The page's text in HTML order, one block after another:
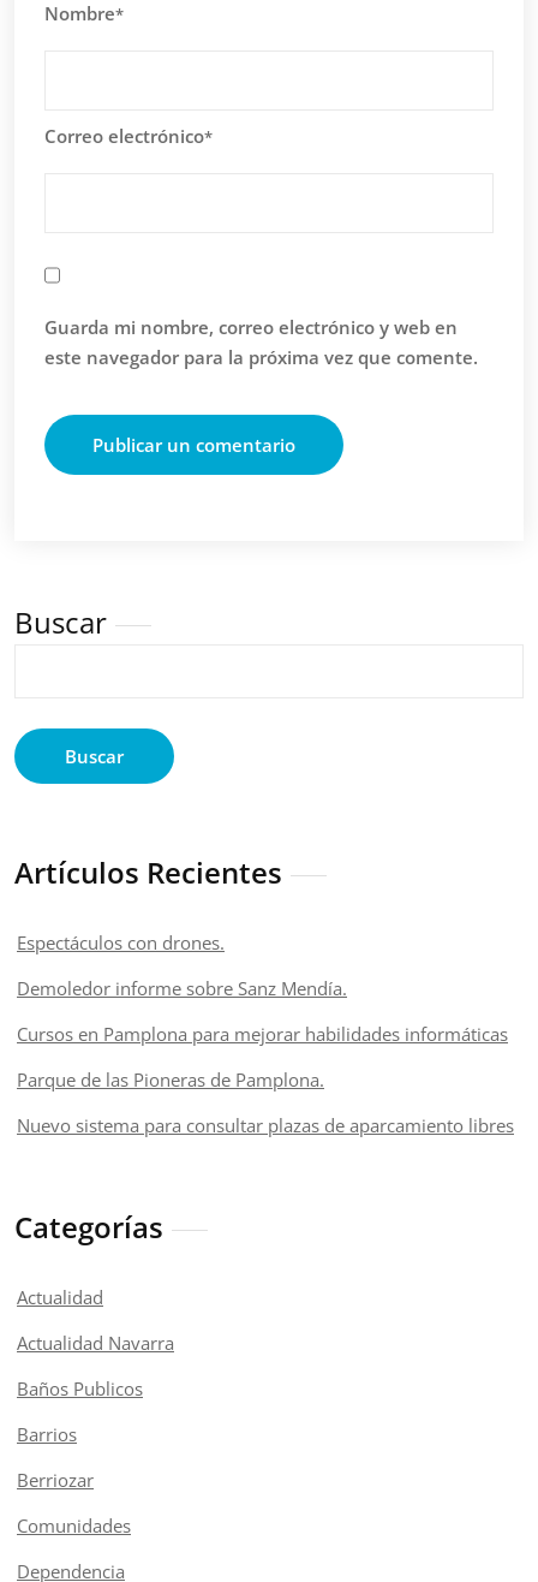
Nombre*
Correo electrónico*
Guarda mi nombre, correo electrónico y web en
este navegador para la próxima vez que comente.
Buscar
Buscar
Artículos Recientes
Espectáculos con drones.
Demoledor informe sobre Sanz Mendía.
Cursos en Pamplona para mejorar habilidades informáticas
Parque de las Pioneras de Pamplona.
Nuevo sistema para consultar plazas de aparcamiento libres
Categorías
Actualidad
Actualidad Navarra
Baños Publicos
Barrios
Berriozar
Comunidades
Dependencia